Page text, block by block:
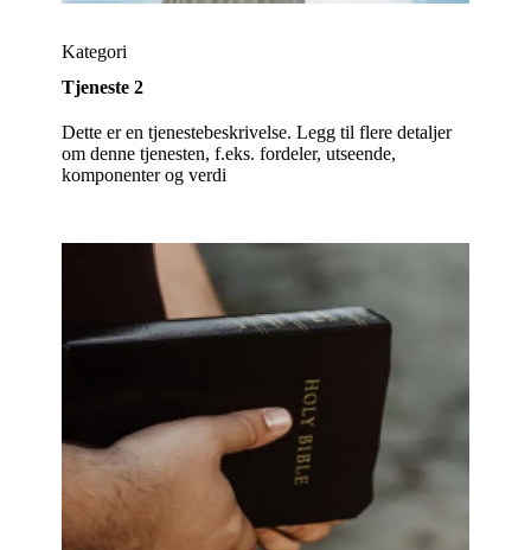
Kategori
Tjeneste 2
Dette er en tjenestebeskrivelse. Legg til flere detaljer
om denne tjenesten, f.eks. fordeler, utseende,
komponenter og verdi